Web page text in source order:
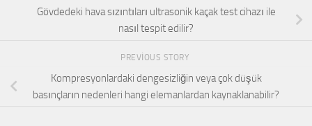
Gövdedeki hava sızıntıları ultrasonik kaçak test cihazı ile
nasıl tespit edilir?
PREVIOUS STORY
Kompresyonlardaki dengesizliğin veya çok düşük
basınçların nedenleri hangi elemanlardan kaynaklanabilir?